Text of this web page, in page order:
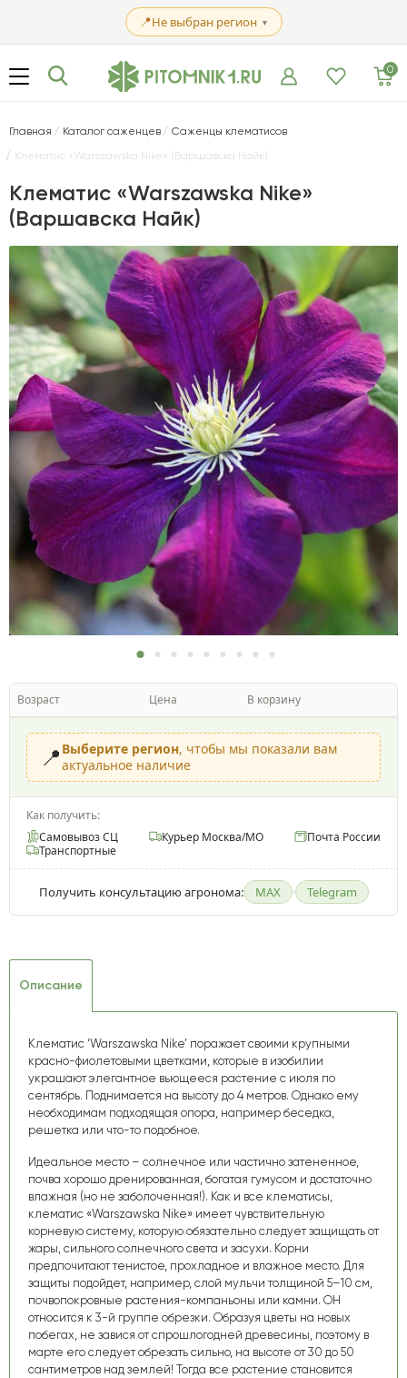
📍Не выбран регион ▼
0
Главная Каталог саженцев
Саженцы клематисов
Клематис «Warszawska Nike» (Варшавска Найк)
Клематис «Warszawska Nike»
(Варшавска Найк)
Возраст Цена В корзину
📍 Выберите регион, чтобы мы показали вам
актуальное наличие
Как получить:
Самовывоз СЦ
Курьер Москва/МО
Почта России
Транспортные
Получить консультацию агронома: MAX · Telegram
Описание
Клематис ‘Warszawska Nike’ поражает своими крупными
красно-фиолетовыми цветками, которые в изобилии
украшают элегантное вьющееся растение с июля по
сентябрь. Поднимается на высоту до 4 метров. Однако ему
необходимам подходящая опора, например беседка,
решетка или что-то подобное.
Идеальное место – солнечное или частично затененное,
почва хорошо дренированная, богатая гумусом и достаточно
влажная (но не заболоченная!). Как и все клематисы,
клематис «Warszawska Nike» имеет чувствительную
корневую систему, которую обязательно следует защищать от
жары, сильного солнечного света и засухи. Корни
предпочитают тенистое, прохладное и влажное место. Для
защиты подойдет, например, слой мульчи толщиной 5–10 см,
почвопокровные растения-компаньоны или камни. ОН
относится к 3-й группе обрезки. Образуя цветы на новых
побегах, не завися от спрошлогодней древесины, поэтому в
марте его следует обрезать сильно, на высоте от 30 до 50
сантиметров над землей! Тогда все растение становится